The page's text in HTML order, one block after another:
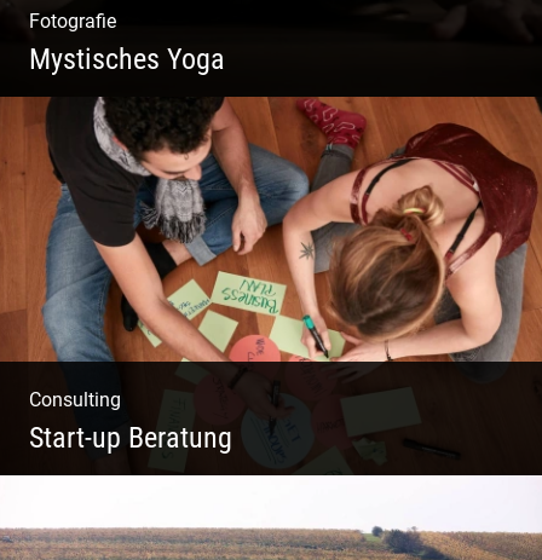
Fotografie
Mystisches Yoga
Yoga und Meditation – mystisch inszeniert
Consulting
Start-up Beratung
weißt nicht, wo du beginnen sollst?